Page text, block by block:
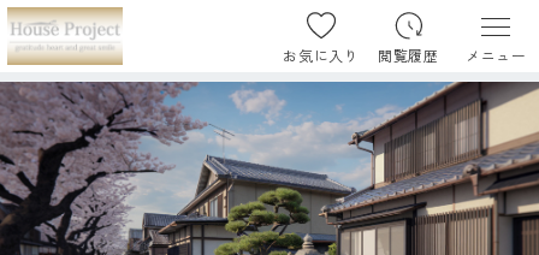
お気に入り 閲覧履歴 メニュー